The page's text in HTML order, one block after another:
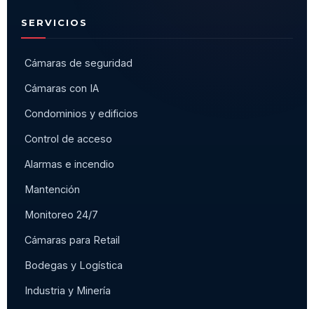
SERVICIOS
Cámaras de seguridad
Cámaras con IA
Condominios y edificios
Control de acceso
Alarmas e incendio
Mantención
Monitoreo 24/7
Cámaras para Retail
Bodegas y Logística
Industria y Minería